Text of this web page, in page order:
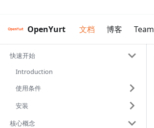
OpenYurt 文档 博客 Team
快速开始
Introduction
使用条件
安装
核心概念